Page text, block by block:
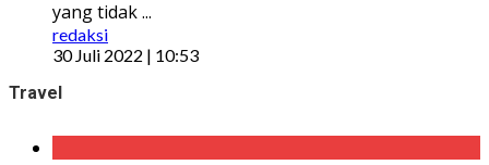
yang tidak ...
redaksi
30 Juli 2022 | 10:53
Travel